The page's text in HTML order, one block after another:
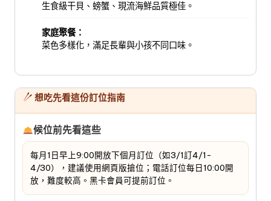
生食級干貝、螃蟹、現流海鮮品質極佳。
家庭聚餐：
菜色多樣化，滿足長輩與小孩不同口味。
想吃先看這份訂位指南
候位前先看這些
每月1日早上9:00開放下個月訂位（如3/1訂4/1-
4/30），建議使用網頁版搶位；電話訂位每日10:00開
放，難度較高。黑卡會員可提前訂位。